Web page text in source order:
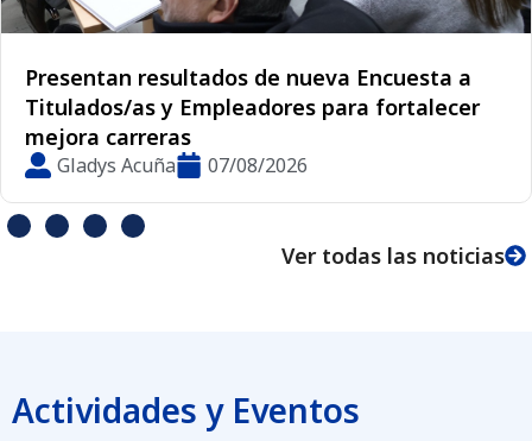
Decana de la Facultad de Ciencias Básicas
fortalece vínculos internacionales de la UMCE
en Red STEM Latinoamérica
Lorena Tejo 06/08/2026
Ver todas las noticias
Actividades y Eventos